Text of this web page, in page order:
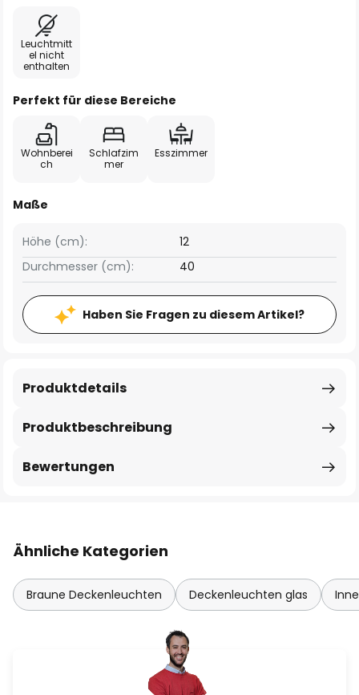
Leuchtmitt
el nicht
enthalten
Perfekt für diese Bereiche
Wohnberei
ch
Schlafzim
mer
Esszimmer
Maße
Höhe (cm):
12
Durchmesser (cm):
40
Haben Sie Fragen zu diesem Artikel?
Produktbeschreibung
Produktdetails
Bewertungen
Ähnliche Kategorien
Braune Deckenleuchten Deckenleuchten glas